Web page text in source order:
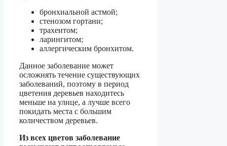
бронхиальной астмой;
стенозом гортани;
трахеитом;
ларингитом;
аллергическим бронхитом.
Данное заболевание может
осложнять течение существующих
заболеваний, поэтому в период
цветения деревьев находитесь
меньше на улице, а лучше всего
покидать места с большим
количеством деревьев.
Из всех цветов заболевание